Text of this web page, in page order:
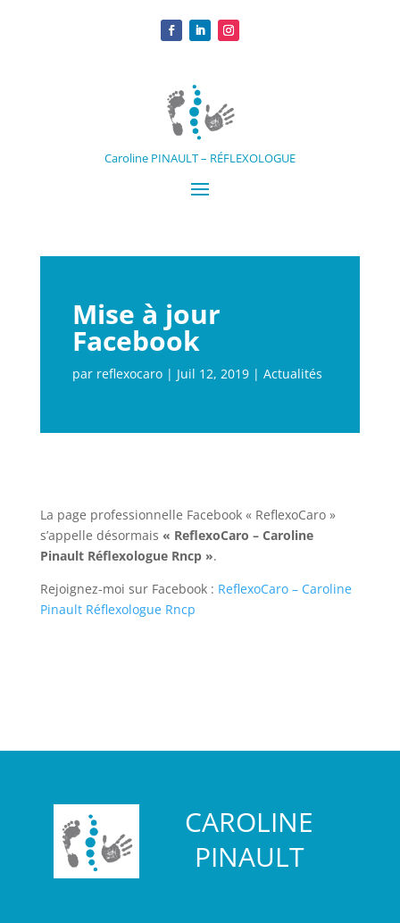
Caroline PINAULT – RÉFLEXOLOGUE
Mise à jour
Facebook
par reflexocaro| Juil 12, 2019| Actualités
La page professionnelle Facebook « ReflexoCaro »
s’appelle désormais « ReflexoCaro – Caroline
Pinault Réflexologue Rncp ».
Rejoignez-moi sur Facebook : ReflexoCaro – Caroline
Pinault Réflexologue Rncp
CAROLINE
PINAULT